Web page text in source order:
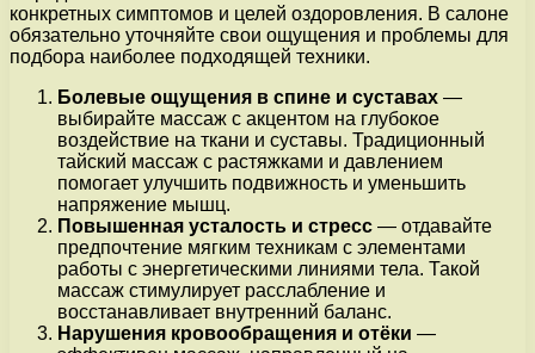
конкретных симптомов и целей оздоровления. В салоне
обязательно уточняйте свои ощущения и проблемы для
подбора наиболее подходящей техники.
Болевые ощущения в спине и суставах —
выбирайте массаж с акцентом на глубокое
воздействие на ткани и суставы. Традиционный
тайский массаж с растяжками и давлением
помогает улучшить подвижность и уменьшить
напряжение мышц.
Повышенная усталость и стресс — отдавайте
предпочтение мягким техникам с элементами
работы с энергетическими линиями тела. Такой
массаж стимулирует расслабление и
восстанавливает внутренний баланс.
Нарушения кровообращения и отёки —